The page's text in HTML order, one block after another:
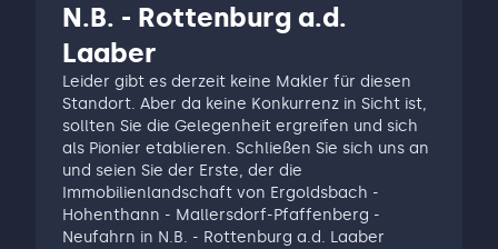
N.B. - Rottenburg a.d.
Laaber
Leider gibt es derzeit keine Makler für diesen
Standort. Aber da keine Konkurrenz in Sicht ist,
sollten Sie die Gelegenheit ergreifen und sich
als Pionier etablieren. Schließen Sie sich uns an
und seien Sie der Erste, der die
Immobilienlandschaft von Ergoldsbach -
Hohenthann - Mallersdorf-Pfaffenberg -
Neufahrn in N.B. - Rottenburg a.d. Laaber